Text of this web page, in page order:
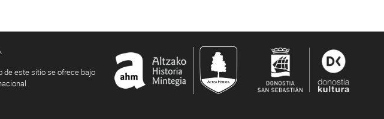
de este sitio se ofrece bajo